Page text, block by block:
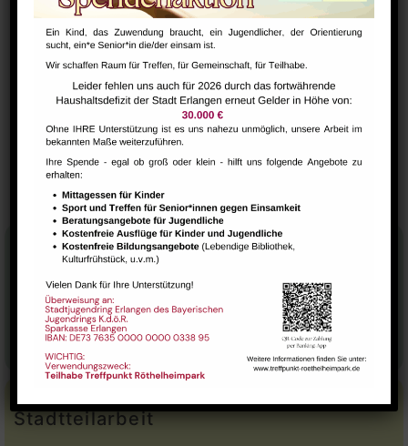
Serien:
NextSteps (1-3 Jahre)
VERANSTALTUNGSORT
Eltern-Kind Raum
Wollmäuse Deutsch-Bistro
Stadtteilhaus
09131-9232777
E-Mail:leitung@treffpunkt-roethelheimpark.de
Stadtteilarbeit